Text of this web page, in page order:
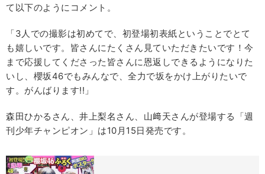
て以下のようにコメント。
「3人での撮影は初めてで、初登場初表紙ということでとて
も嬉しいです。皆さんにたくさん見ていただきたいです！今
まで応援してくださった皆さんに恩返しできるようになりた
いし、櫻坂46でもみんなで、全力で坂をかけ上がりたいで
す。がんばります!!」
森田ひかるさん、井上梨名さん、山﨑天さんが登場する「週
刊少年チャンピオン」は10月15日発売です。